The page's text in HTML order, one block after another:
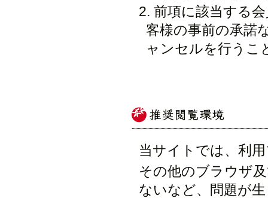
前項に該当する
客様の事前の承諾
ャンセルを行うこ
当サイトでは、利
その他のブラウザ
ないなど、問題が